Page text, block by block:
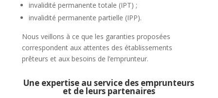
invalidité permanente totale (IPT) ;
invalidité permanente partielle (IPP).
Nous veillons à ce que les garanties proposées
correspondent aux attentes des établissements
prêteurs et aux besoins de l’emprunteur.
Une expertise au service des emprunteurs
et de leurs partenaires